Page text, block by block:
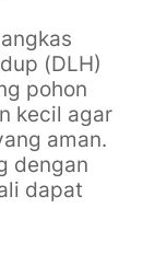
(DLH)
pohon
kecil agar
aman.
dengan
dapat